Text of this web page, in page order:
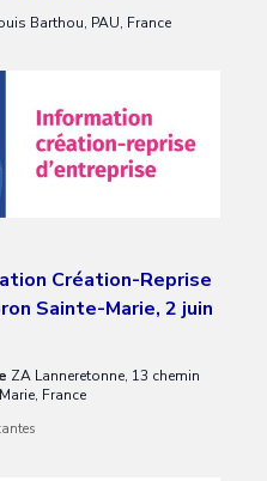
Barthou, PAU, France
Création-Reprise
Sainte-Marie, 2 juin
ZA Lanneretonne, 13 chemin
France